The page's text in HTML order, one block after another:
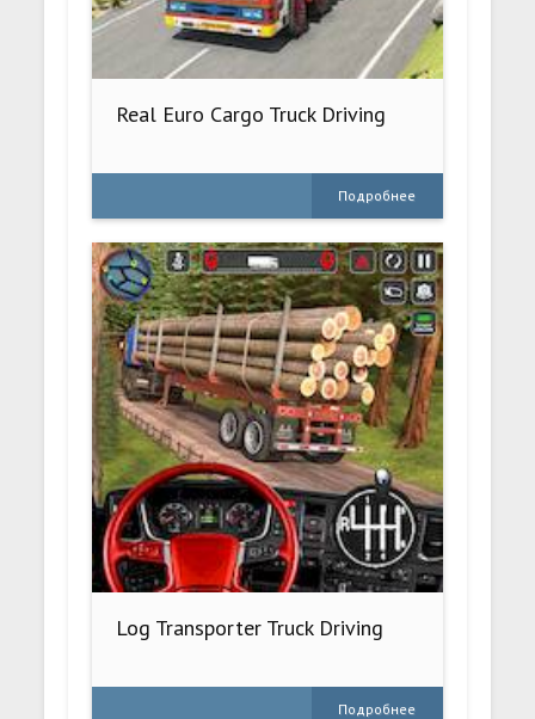
Real Euro Cargo Truck Driving
Подробнее
Log Transporter Truck Driving
Подробнее